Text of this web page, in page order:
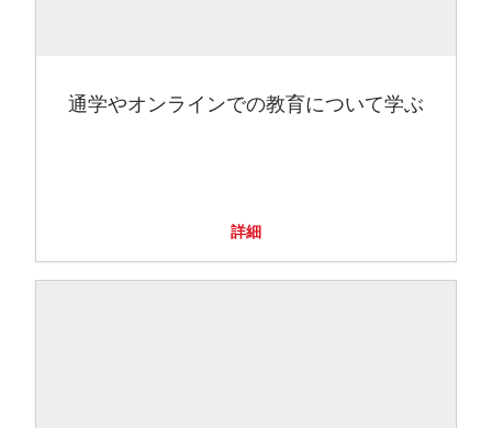
通学やオンラインでの教育について学ぶ
詳細